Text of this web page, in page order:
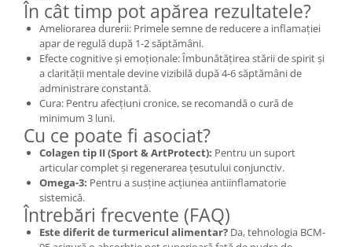
În cât timp pot apărea rezultatele?
Ameliorarea durerii: Primele semne de reducere a inflamației
apar de regulă după 1-2 săptămâni.
Efecte cognitive și emoționale: Îmbunătățirea stării de spirit și
a clarității mentale devine vizibilă după 4-6 săptămâni de
administrare constantă.
Cura: Pentru afecțiuni cronice, se recomandă o cură de
minimum 3 luni.
Cu ce poate fi asociat?
Colagen tip II (Sport & ArtProtect): Pentru un suport
articular complet și regenerarea țesutului conjunctiv.
Omega-3: Pentru a susține acțiunea antiinflamatorie
sistemică.
Întrebări frecvente (FAQ)
Este diferit de turmericul alimentar? Da, tehnologia BCM-